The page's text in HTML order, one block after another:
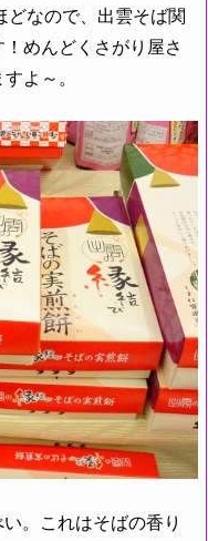
なので、出雲そば関
めんどくさがり屋さ
よ～。
。これはそばの香り